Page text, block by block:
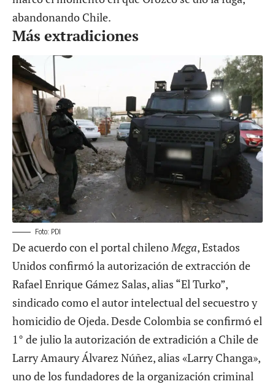
abandonando Chile.
Más extradiciones
Foto: PDI
De acuerdo con el portal chilenoMega, Estados
Unidos confirmó la autorización de extracción de
Rafael Enrique Gámez Salas, alias “El Turko”,
sindicado como el autor intelectual del secuestro y
homicidio de Ojeda. Desde Colombia se confirmó el
1° de julio la autorización de extradición a Chile de
Larry Amaury Álvarez Núñez, alias «Larry Changa»,
uno de los fundadores de la organización criminal